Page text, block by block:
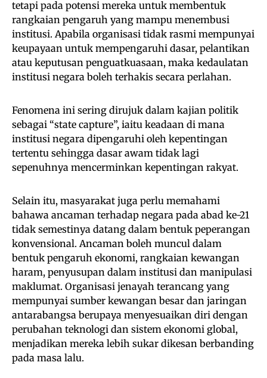
tetapi pada potensi mereka untuk membentuk
rangkaian pengaruh yang mampu menembusi
institusi. Apabila organisasi tidak rasmi mempunyai
keupayaan untuk mempengaruhi dasar, pelantikan
atau keputusan penguatkuasaan, maka kedaulatan
institusi negara boleh terhakis secara perlahan.
Fenomena ini sering dirujuk dalam kajian politik
sebagai “state capture”, iaitu keadaan di mana
institusi negara dipengaruhi oleh kepentingan
tertentu sehingga dasar awam tidak lagi
sepenuhnya mencerminkan kepentingan rakyat.
Selain itu, masyarakat juga perlu memahami
bahawa ancaman terhadap negara pada abad ke-21
tidak semestinya datang dalam bentuk peperangan
konvensional. Ancaman boleh muncul dalam
bentuk pengaruh ekonomi, rangkaian kewangan
haram, penyusupan dalam institusi dan manipulasi
maklumat. Organisasi jenayah terancang yang
mempunyai sumber kewangan besar dan jaringan
antarabangsa berupaya menyesuaikan diri dengan
perubahan teknologi dan sistem ekonomi global,
menjadikan mereka lebih sukar dikesan berbanding
pada masa lalu.